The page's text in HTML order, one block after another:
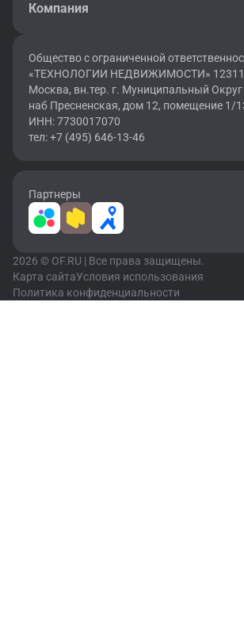
Компания
Общество с ограниченной
«ТЕХНОЛОГИИ НЕДВИЖИМОСТИ»
Москва, вн.тер. г. Муниципальный Округ
наб Пресненская, дом 12, помещение 1/
ИНН: 7730017070
тел: +7 (495) 646-13-46
Партнеры
2026 © OF.RU | Все права защищены.
Карта сайтаУсловия использования
Политика конфиденциальности